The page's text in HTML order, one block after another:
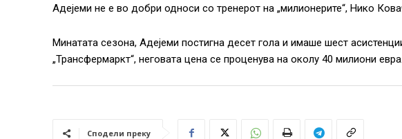
Адејеми не е во добри односи со тренерот на „милионерите“, Нико
Минатата сезона, Адејеми постигна десет гола и имаше шест
„Трансфермаркт“, неговата цена се проценува на околу 40 милиони евра.
Сподели преку